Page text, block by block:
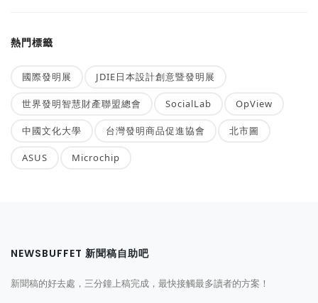
熱門標籤
國際發明展 JDIE日本設計創意暨發明展
世界發明智慧財產聯盟總會 SocialLab OpView
中國文化大學 台灣發明商品促進協會 北市圖
ASUS Microchip
NEWSBUFFET 新聞稿自助吧
新聞稿的好去處，三分鐘上稿完成，最快接觸最多讀者的方案！